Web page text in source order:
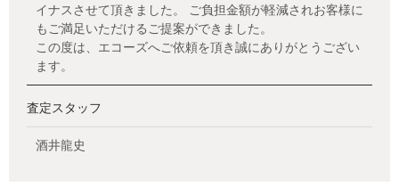
イナスさせて頂きました。 ご負担金額が軽減されお客様に
もご満足いただけるご提案ができました。
この度は、エコーズへご依頼を頂き誠にありがとうござい
ます。
査定スタッフ
酒井龍史